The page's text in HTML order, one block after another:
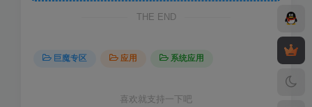
THE END
巨魔专区 应用 系统应用
喜欢就支持一下吧